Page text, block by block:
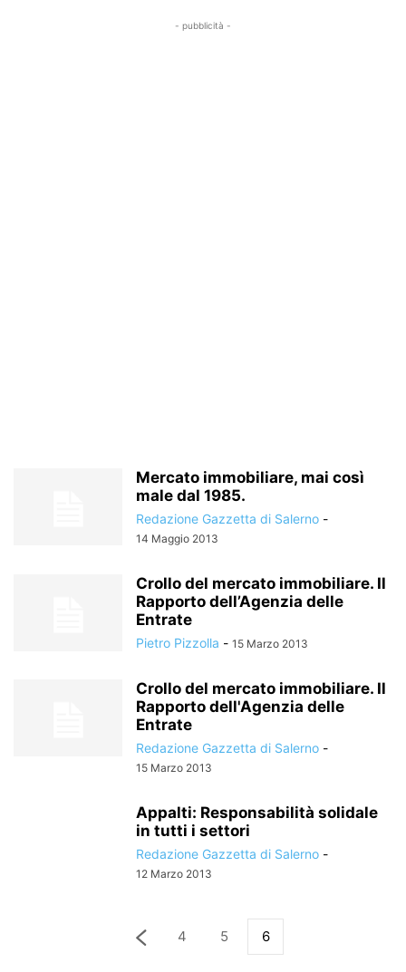
- pubblicità -
Mercato immobiliare, mai così
male dal 1985.
Redazione Gazzetta di Salerno -
14 Maggio 2013
Crollo del mercato immobiliare. Il
Rapporto dell’Agenzia delle
Entrate
Pietro Pizzolla - 15 Marzo 2013
Crollo del mercato immobiliare. Il
Rapporto dell'Agenzia delle
Entrate
Redazione Gazzetta di Salerno -
15 Marzo 2013
Appalti: Responsabilità solidale
in tutti i settori
Redazione Gazzetta di Salerno -
12 Marzo 2013
4 5 6